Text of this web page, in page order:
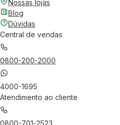
Nossas lojas
Blog
Dúvidas
Central de vendas
0800-200-2000
4000-1695
Atendimento ao cliente
0800-701-2523